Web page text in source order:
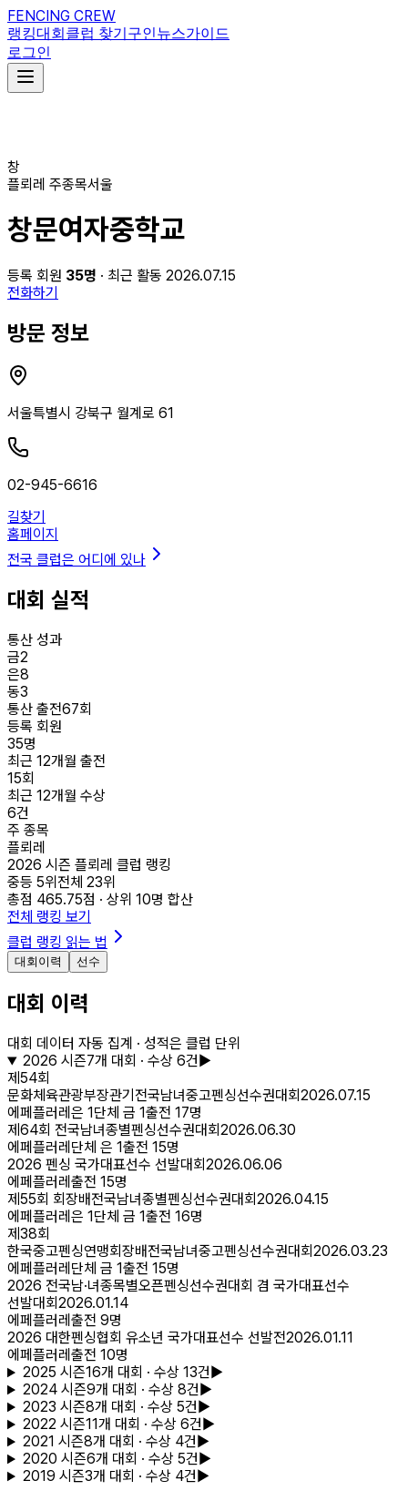
FENCING CREW
랭킹대회 클럽 찾기 구인뉴스가이드
로그인
창
플뢰레 주종목서울
창문여자중학교
등록 회원 35명 · 최근 활동 2026.07.15
전화하기
방문 정보
서울특별시 강북구 월계로 61
02-945-6616
길찾기
홈페이지
전국 클럽은 어디에 있나
대회 실적
통산 성과
금2
은8
동3
통산 출전67회
등록 회원
35명
최근 12개월 출전
15회
최근 12개월 수상
6건
주 종목
플뢰레
2026 시즌 플뢰레 클럽 랭킹
중등 5위전체 23위
총점 465.75점 · 상위 10명 합산
전체 랭킹 보기
클럽 랭킹 읽는 법
대회이력 선수
대회 이력
대회 데이터 자동 집계 · 성적은 클럽 단위
2026 시즌7개 대회 · 수상 6건 ▶
제54회
문화체육관광부장관기전국남녀중고펜싱선수권대회 2026.07.15
에페 플러레 은 1 단체 금 1출전 17명
제64회 전국남녀종별펜싱선수권대회 2026.06.30
에페 플러레 단체 은 1출전 15명
2026 펜싱 국가대표선수 선발대회 2026.06.06
에페 플러레 출전 15명
제55회 회장배전국남녀종별펜싱선수권대회 2026.04.15
에페 플러레 은 1 단체 금 1출전 16명
제38회
한국중고펜싱연맹회장배전국남녀중고펜싱선수권대회 2026.03.23
에페 플러레 단체 금 1출전 15명
2026 전국남·녀종목별오픈펜싱선수권대회 겸 국가대표선수
선발대회 2026.01.14
에페 플러레 출전 9명
2026 대한펜싱협회 유소년 국가대표선수 선발전2026.01.11
에페 플러레 출전 10명
2025 시즌16개 대회 · 수상 13건 ▶
2024시즌9개 대회 · 수상 8건 ▶
2023 시즌8개 대회 · 수상 5건 ▶
2022 시즌11개 대회 · 수상 6건 ▶
2021 시즌8개 대회 · 수상 4건 ▶
2020 시즌6개 대회 · 수상 5건 ▶
2019 시즌3개 대회 · 수상 4건 ▶